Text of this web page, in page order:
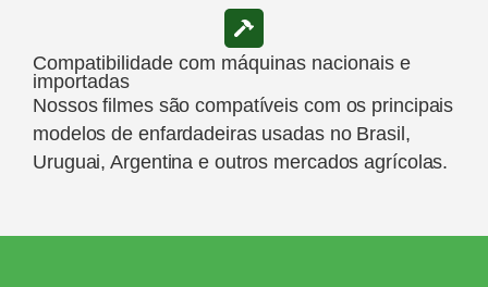
Compatibilidade com máquinas nacionais e
importadas
Nossos filmes são compatíveis com os principais
modelos de enfardadeiras usadas no Brasil,
Uruguai, Argentina e outros mercados agrícolas.